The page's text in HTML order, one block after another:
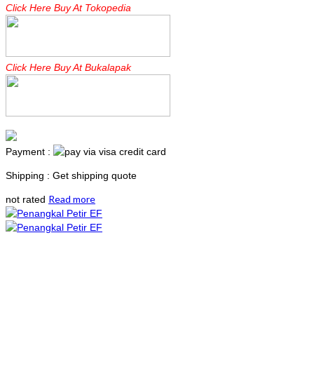
Click Here Buy At Tokopedia
Click Here Buy At Bukalapak
Payment :
Shipping : Get shipping quote
not rated Read more